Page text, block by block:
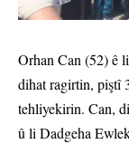
Orhan Can (52) ê
dihat ragirtin, piştî
tehliyekirin. Can,
û li Dadgeha